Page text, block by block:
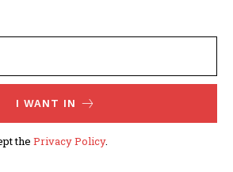
I WANT IN
the Privacy Policy.